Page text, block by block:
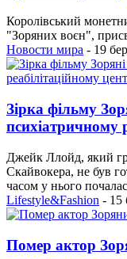
Королівський
"Зоряних воєн",
Новости мира - 19
Зірка фільму
психіатричному
Джейк Ллойд, який
Скайвокера, не був
часом у нього
Lifestyle&Fashion - 15
Помер актор